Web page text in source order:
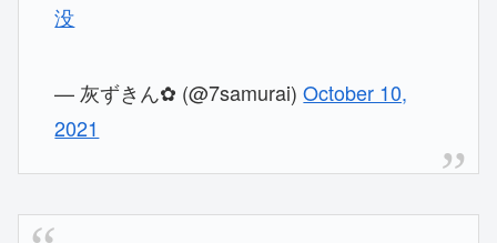
没
— 灰ずきん✿ (@7samurai)October 10,
2021